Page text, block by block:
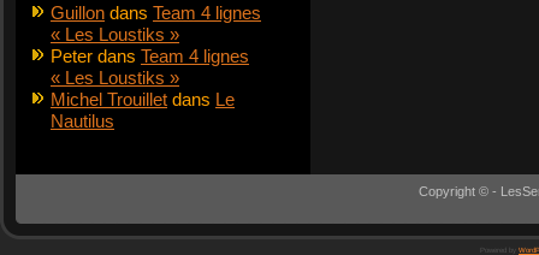
Guillon dans Team 4 lignes
« Les Loustiks »
Peter dans Team 4 lignes
« Les Loustiks »
Michel Trouillet dans Le
Nautilus
Copyright © -
Powered by